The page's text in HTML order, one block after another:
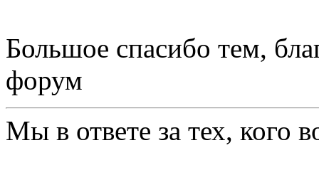
Большое спасибо тем,
форум
Мы в ответе за тех, кого